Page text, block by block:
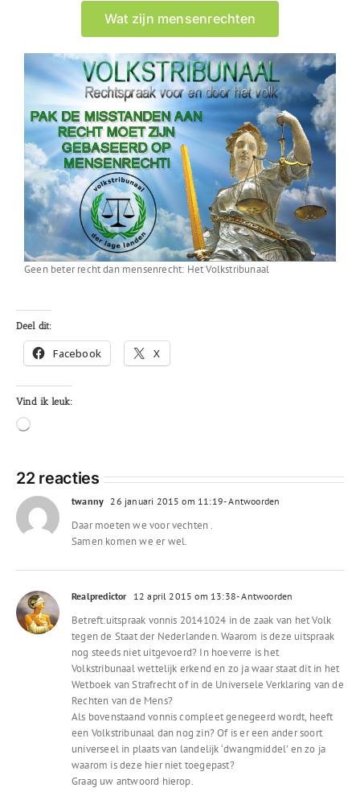
Wat zijn mensenrechten
Geen beter recht dan mensenrecht: Het Volkstribunaal
Deel dit:
Facebook X
Vind ik leuk:
Aan
22 reacties
twanny 26 januari 2015 om 11:19- Antwoorden
Daar moeten we voor vechten .
Samen komen we er wel.
Realpredictor 12 april 2015 om 13:38- Antwoorden
Betreft:uitspraak vonnis 20141024 in de zaak van het Volk
tegen de Staat der Nederlanden. Waarom is deze uitspraak
nog steeds niet uitgevoerd? In hoeverre is het
Volkstribunaal wettelijk erkend en zo ja waar staat dit in het
Wetboek van Strafrecht of in de Universele Verklaring van de
Rechten van de Mens?
Als bovenstaand vonnis compleet genegeerd wordt, heeft
een Volkstribunaal dan nog zin? Of is er een ander soort
universeel in plaats van landelijk ‘dwangmiddel’ en zo ja
waarom is deze hier niet toegepast?
Graag uw antwoord hierop.